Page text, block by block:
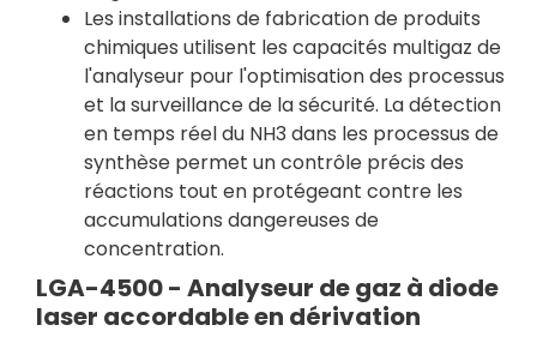
Les installations de fabrication de produits
chimiques utilisent les capacités multigaz de
l'analyseur pour l'optimisation des processus
et la surveillance de la sécurité. La détection
en temps réel du NH3 dans les processus de
synthèse permet un contrôle précis des
réactions tout en protégeant contre les
accumulations dangereuses de
concentration.
LGA-4500 - Analyseur de gaz à diode
laser accordable en dérivation